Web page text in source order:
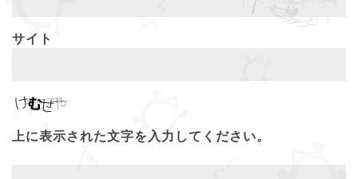
サイト
上に表示された文字を入力してください。